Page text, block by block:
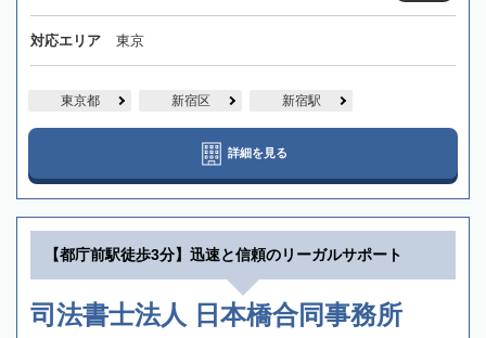
対応エリア 東京
東京都 新宿区 新宿駅
詳細を見る
【都庁前駅徒歩3分】迅速と信頼のリーガルサポート
司法書士法人 日本橋合同事務所